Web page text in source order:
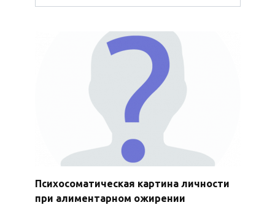
Психосоматическая картина личности
при алиментарном ожирении